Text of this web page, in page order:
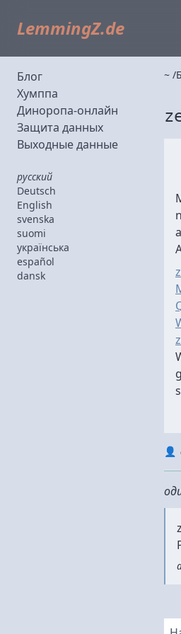
LemmingZ.de
Блог
Хумппа
Диноропа-онлайн
Защита данных
Выходные данные
русский
Deutsch
English
svenska
suomi
українська
español
dansk
~